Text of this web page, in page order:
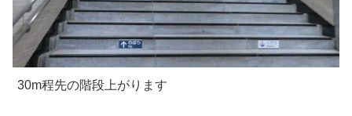
30m程先の階段上がります